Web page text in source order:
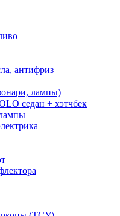
антифриз
лампы)
седан + хэтчбек